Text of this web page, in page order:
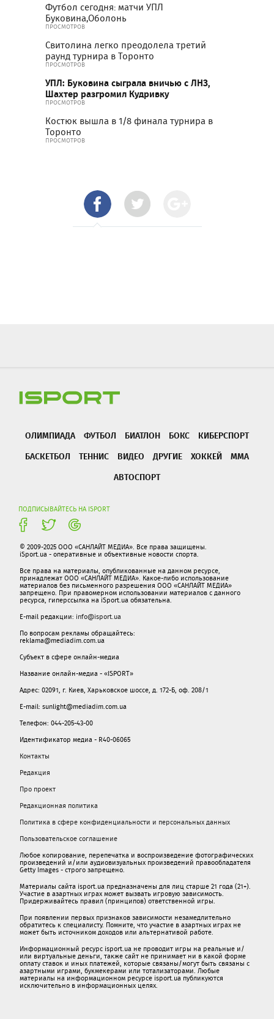
Футбол сегодня: матчи УПЛ
Буковина,Оболонь
ПРОСМОТРОВ
Свитолина легко преодолела третий
раунд турнира в Торонто
ПРОСМОТРОВ
УПЛ: Буковина сыграла вничью с ЛНЗ,
Шахтер разгромил Кудривку
ПРОСМОТРОВ
Костюк вышла в 1/8 финала турнира в
Торонто
ПРОСМОТРОВ
ОЛИМПИАДА ФУТБОЛ БИАТЛОН БОКС
КИБЕРСПОРТ
БАСКЕТБОЛ
ТЕННИС ВИДЕО ДРУГИЕ ХОККЕЙ
ММА
АВТОСПОРТ
ПОДПИСЫВАЙТЕСЬ НА ISPORT
© 2009-2025 ООО «САНЛАЙТ МЕДИА». Все права защищены.
iSport.ua - оперативные и объективные новости спорта.
Все права на материалы, опубликованные на данном ресурсе,
принадлежат ООО «САНЛАЙТ МЕДИА». Какое-либо использование
материалов без письменного разрешения ООО «САНЛАЙТ МЕДИА»
запрещено. При правомерном использовании материалов с данного
ресурса, гиперссылка на iSport.ua обязательна.
E-mail редакции: info@isport.ua
По вопросам рекламы обращайтесь:
reklama@mediadim.com.ua
Субъект в сфере онлайн-медиа
Название онлайн-медиа - «ISPORT»
Адрес: 02091, г. Киев, Харьковское шоссе, д. 172-Б, оф. 208/1
E-mail: sunlight@mediadim.com.ua
Телефон: 044-205-43-00
Идентификатор медиа - R40-06065
Контакты
Редакция
Про проект
Редакционная политика
Политика в сфере конфиденциальности и персональных данных
Пользовательское соглашение
Любое копирование, перепечатка и воспроизведение фотографических
произведений и/или аудиовизуальных произведений правообладателя
Getty Images - строго запрещено.
Материалы сайта isport.ua предназначены для лиц старше 21 года (21+).
Участие в азартных играх может вызвать игровую зависимость.
Придерживайтесь правил (принципов) ответственной игры.
При появлении первых признаков зависимости незамедлительно
обратитесь к специалисту. Помните, что участие в азартных играх не
может быть источником доходов или альтернативой работе.
Информационный ресурс isport.ua не проводит игры на реальные и/
или виртуальные деньги, также сайт не принимает ни в какой форме
oплaту ставок и иных платежей, которые связаны/могут быть связаны c
азартными игрaми, букмекерами или тотализаторами. Любые
материалы на информационном ресурсе isport.ua публикуютcя
исключительно в информационных целях.